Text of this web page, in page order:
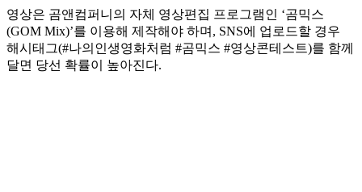
영상은 곰앤컴퍼니의 자체 영상편집 프로그램인 ‘곰믹스
(GOM Mix)’를 이용해 제작해야 하며, SNS에 업로드할 경우
해시태그(#나의인생영화처럼 #곰믹스 #영상콘테스트)를 함께
달면 당선 확률이 높아진다.